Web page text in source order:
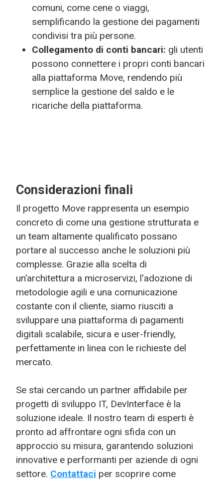
comuni, come cene o viaggi,
semplificando la gestione dei pagamenti
condivisi tra più persone.
Collegamento di conti bancari: gli utenti
possono connettere i propri conti bancari
alla piattaforma Move, rendendo più
semplice la gestione del saldo e le
ricariche della piattaforma.
Considerazioni finali
Il progetto Move rappresenta un esempio
concreto di come una gestione strutturata e
un team altamente qualificato possano
portare al successo anche le soluzioni più
complesse. Grazie alla scelta di
un’architettura a microservizi, l'adozione di
metodologie agili e una comunicazione
costante con il cliente, siamo riusciti a
sviluppare una piattaforma di pagamenti
digitali scalabile, sicura e user-friendly,
perfettamente in linea con le richieste del
mercato.
Se stai cercando un partner affidabile per
progetti di sviluppo IT, DevInterface è la
soluzione ideale. Il nostro team di esperti è
pronto ad affrontare ogni sfida con un
approccio su misura, garantendo soluzioni
innovative e performanti per aziende di ogni
settore. Contattaci per scoprire come